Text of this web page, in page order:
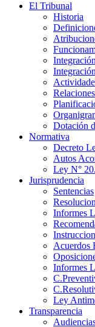
El Tribunal
Historia
Dotación
Normativa
Decreto
Autos
Ley N°
Jurisprudencia
Sentencias
Informes
Acuerdos
Informes
Ley
Transparencia